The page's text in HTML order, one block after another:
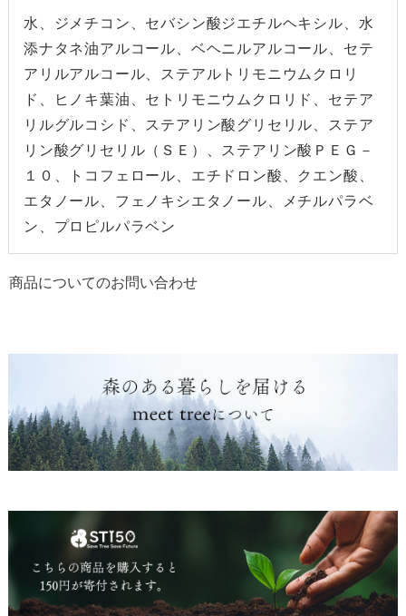
水、ジメチコン、セバシン酸ジエチルヘキシル、水
添ナタネ油アルコール、ベヘニルアルコール、セテ
アリルアルコール、ステアルトリモニウムクロリ
ド、ヒノキ葉油、セトリモニウムクロリド、セテア
リルグルコシド、ステアリン酸グリセリル、ステア
リン酸グリセリル（ＳＥ）、ステアリン酸ＰＥＧ－
１０、トコフェロール、エチドロン酸、クエン酸、
エタノール、フェノキシエタノール、メチルパラベ
ン、プロピルパラベン
商品についてのお問い合わせ